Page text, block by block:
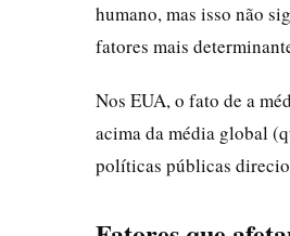
humano, mas isso não
fatores mais
Nos EUA, o fato de a
acima da média global
políticas públicas